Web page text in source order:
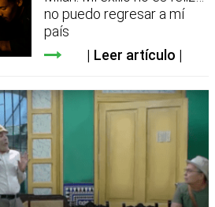
no puedo regresar a mí
país
Leer artículo